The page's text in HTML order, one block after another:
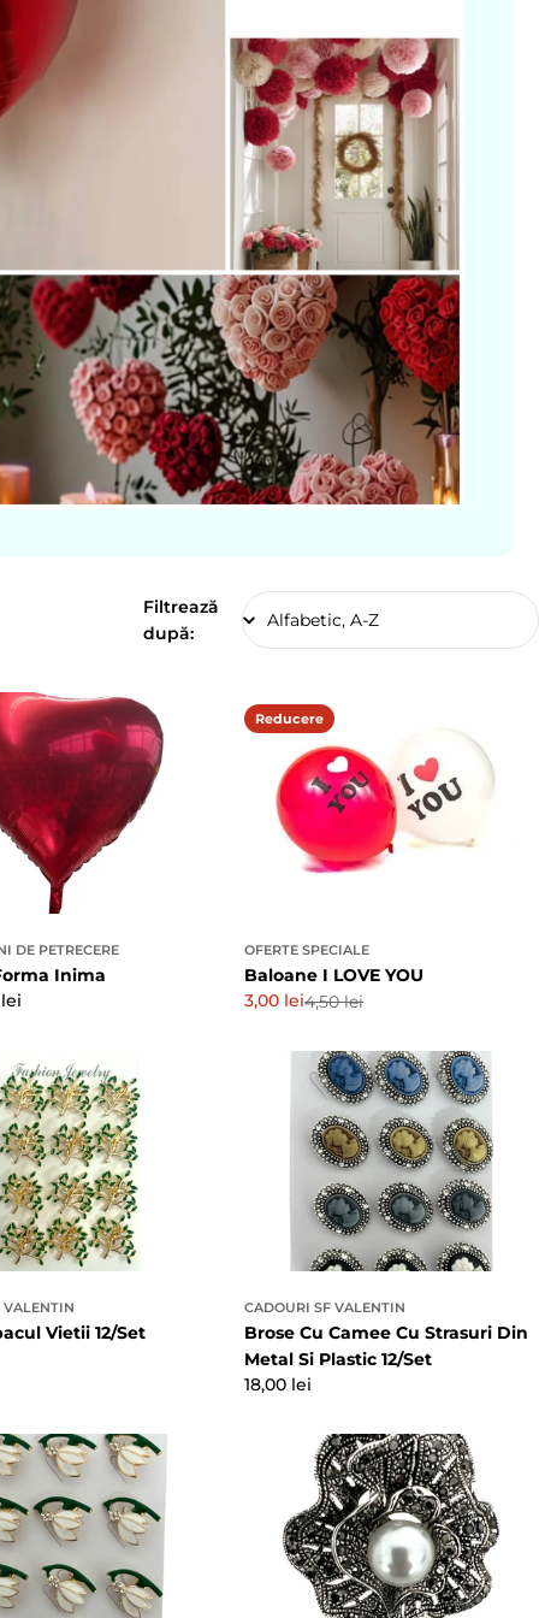
Filtrează
după:
DE PETRECERE
Inima
Reducere
OFERTE SPECIALE
Baloane I LOVE YOU
Preț
vânzare
3,00 lei
Preț
4,50 lei
VALENTIN
Vietii 12/Set
CADOURI SF VALENTIN
Brose Cu Camee Cu Strasuri Din
Metal Si Plastic 12/Set
Preț
18,00 lei